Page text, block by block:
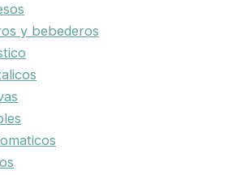
y bebederos